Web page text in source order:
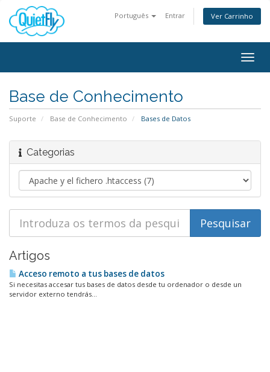
Português Entrar Ver Carrinho
Base de Conhecimento
Suporte Base de Conhecimento Bases de Datos
Categorias
Artigos
Acceso remoto a tus bases de datos
Si necesitas accesar tus bases de datos desde tu ordenador o desde un
servidor externo tendrás...